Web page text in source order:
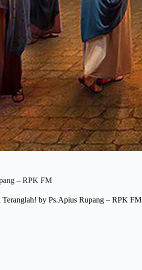
– RPK FM
by Ps.Apius Rupang – RPK FM